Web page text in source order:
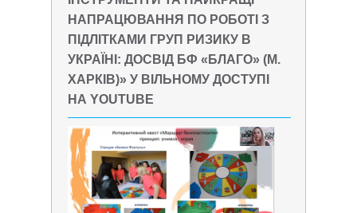
підлітками груп ризику в Україні: Досвід БФ
“Благо” (м. Харків)” у вільному доступі на
YouTube
НАПРАЦЮВАННЯ ПО РОБОТІ З
ПІДЛІТКАМИ ГРУП РИЗИКУ В
УКРАЇНІ: ДОСВІД БФ «БЛАГО» (М.
ХАРКІВ)» У ВІЛЬНОМУ ДОСТУПІ
НА YOUTUBE